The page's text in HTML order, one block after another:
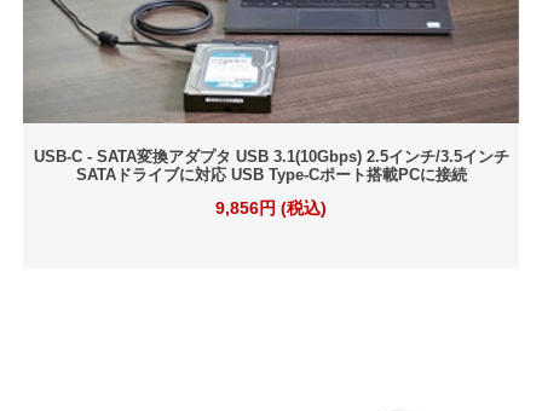
USB-C - SATA変換アダプタ USB 3.1(10Gbps) 2.5インチ/3.5インチ
SATAドライブに対応 USB Type-Cポート搭載PCに接続
9,856円 (税込)